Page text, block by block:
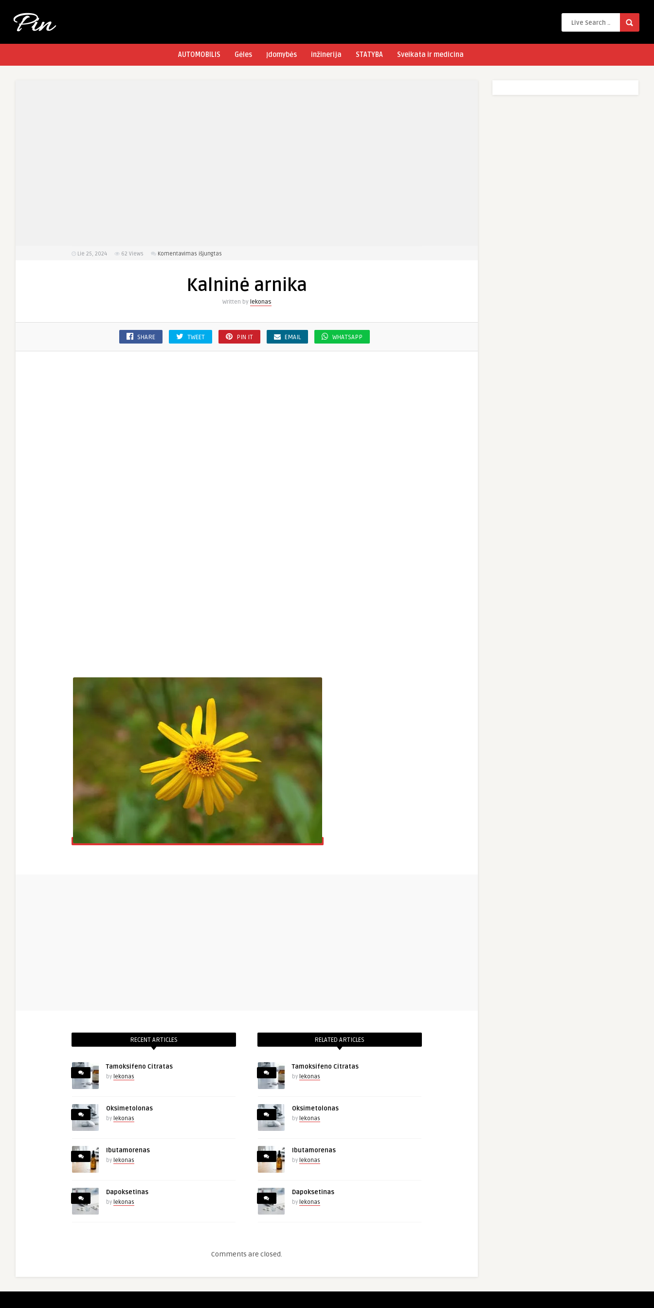
AUTOMOBILIS Gėles Įdomybės inžinerija STATYBA Sveikata ir medicina
Lie 25, 2024 62 Views Komentavimas išjungtas
Kalninė arnika
Written by lekonas
SHARE TWEET PIN IT EMAIL WHATSAPP
RECENT ARTICLES
Tamoksifeno Citratas
by lekonas
Oksimetolonas
by lekonas
Ibutamorenas
by lekonas
Dapoksetinas
by lekonas
RELATED ARTICLES
Tamoksifeno Citratas
by lekonas
Oksimetolonas
by lekonas
Ibutamorenas
by lekonas
Dapoksetinas
by lekonas
Comments are closed.